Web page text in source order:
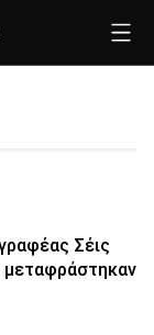
Σέις